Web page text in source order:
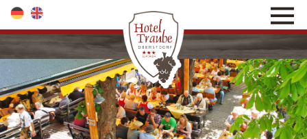
direkt zur Navigation
direkt zum Inhalt